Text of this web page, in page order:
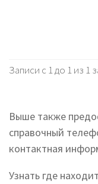
Записи с 1 до 1 из 1
Выше также
справочный
контактная
Узнать где